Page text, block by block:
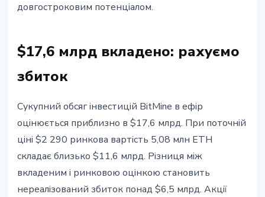
довгостроковим потенціалом.
$17,6 млрд вкладено: рахуємо
збиток
Сукупний обсяг інвестицій BitMine в ефір
оцінюється приблизно в $17,6 млрд. При поточній
ціні $2 290 ринкова вартість 5,08 млн ETH
складає близько $11,6 млрд. Різниця між
вкладеним і ринковою оцінкою становить
нереалізований збиток понад $6,5 млрд. Акції